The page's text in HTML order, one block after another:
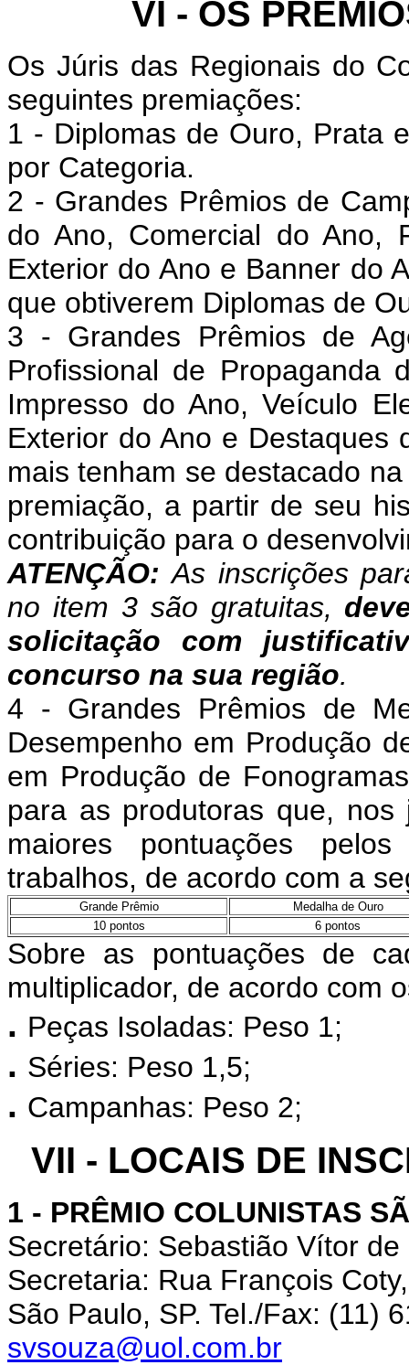
VI - OS
Os Júris das Regionais do
seguintes premiações:
1 - Diplomas de Ouro, Prata
por Categoria.
2 - Grandes Prêmios de
do Ano, Comercial do Ano,
Exterior do Ano e Banner do
que obtiverem Diplomas de
3 - Grandes Prêmios de
Profissional de Propaganda
Impresso do Ano, Veículo
Exterior do Ano e Destaques
mais tenham se destacado
premiação, a partir de seu
contribuição para o
ATENÇÃO:As inscrições
no item 3 são gratuitas,
solicitação com
concurso na sua região.
4 - Grandes Prêmios de
Desempenho em Produção
em Produção de
para as produtoras que, nos
maiores pontuações
trabalhos, de acordo com a
Grande Prêmio
Medalha de Ouro
10 pontos
6 pontos
Sobre as pontuações de
multiplicador, de acordo com
. Peças Isoladas: Peso 1;
. Séries: Peso 1,5;
. Campanhas: Peso 2;
VII - LOCAIS DE
1 - PRÊMIO COLUNISTAS
Secretário: Sebastião Vítor de
Secretaria: Rua François
São Paulo, SP. Tel./Fax: (11)
svsouza@uol.com.br